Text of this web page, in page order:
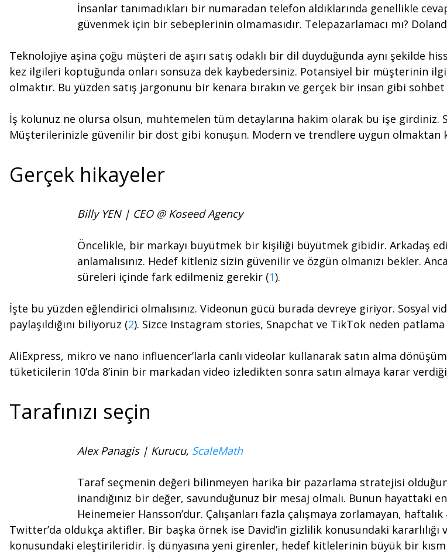
İnsanlar tanımadıkları bir numaradan telefon aldıklarında genellikle
güvenmek için bir sebeplerinin olmamasıdır. Telepazarlamacı mı?
Teknolojiye aşina çoğu müşteri de aşırı satış odaklı bir dil duyduğunda aynı şekilde
kez ilgileri koptuğunda onları sonsuza dek kaybedersiniz. Potansiyel bir müşterinin
olmaktır. Bu yüzden satış jargonunu bir kenara bırakın ve gerçek bir insan gibi sohbet
İş kolunuz ne olursa olsun, muhtemelen tüm detaylarına hakim olarak bu işe girdiniz.
Müşterilerinizle güvenilir bir dost gibi konuşun. Modern ve trendlere uygun olmaktan
Gerçek hikayeler
Billy YEN | CEO @ Koseed Agency
Öncelikle, bir markayı büyütmek bir kişiliği büyütmek gibidir. Arkadaş
anlamalısınız. Hedef kitleniz sizin güvenilir ve özgün olmanızı bekler.
süreleri içinde fark edilmeniz gerekir (1).
İşte bu yüzden eğlendirici olmalısınız. Videonun gücü burada devreye giriyor. Sosyal
paylaşıldığını biliyoruz (2). Sizce Instagram stories, Snapchat ve TikTok neden
AliExpress, mikro ve nano influencer’larla canlı videolar kullanarak satın alma
tüketicilerin 10’da 8’inin bir markadan video izledikten sonra satın almaya karar
Tarafınızı seçin
Alex Panagis | Kurucu, ScaleMath
Taraf seçmenin değeri bilinmeyen harika bir pazarlama stratejisi
inandığınız bir değer, savunduğunuz bir mesaj olmalı. Bunun hayattaki
Heinemeier Hansson’dur. Çalışanları fazla çalışmaya zorlamayan,
Twitter’da oldukça aktifler. Bir başka örnek ise David’in gizlilik konusundaki kararlılığı
konusundaki eleştirileridir. İş dünyasına yeni girenler, hedef kitlelerinin büyük bir